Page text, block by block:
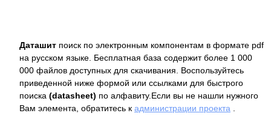
Даташит поиск по электронным компонентам в формате pdf
на русском языке. Бесплатная база содержит более 1 000
000 файлов доступных для скачивания. Воспользуйтесь
приведенной ниже формой или ссылками для быстрого
поиска (datasheet) по алфавиту.Если вы не нашли нужного
Вам элемента, обратитесь к администрации проекта